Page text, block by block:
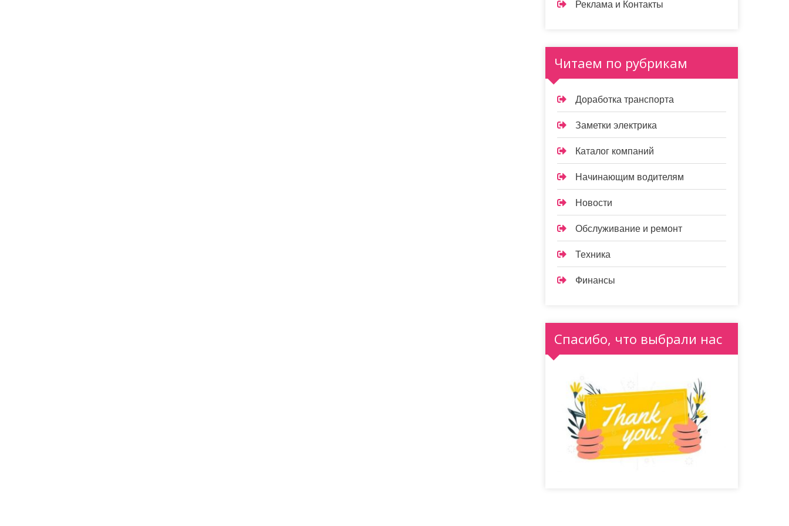
Реклама и Контакты
Читаем по рубрикам
Доработка транспорта
Заметки электрика
Каталог компаний
Начинающим водителям
Новости
Обслуживание и ремонт
Техника
Финансы
Спасибо, что выбрали нас